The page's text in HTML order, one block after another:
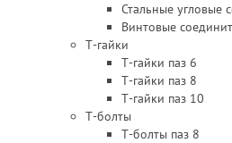
Стальные угловые
Винтовые
Т-гайки
Т-гайки паз 6
Т-гайки паз 8
Т-гайки паз 10
Т-болты
Т-болты паз 8